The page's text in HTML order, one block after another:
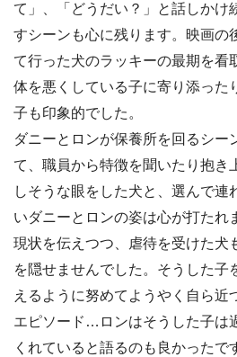
て」、「どうだい？」と話しかけ
すシーンも心に残ります。映画の
て行った犬のラッキーの最期を看
体を悪くしている子に寄り添っ
子も印象的でした。
ダニーとロンが保養所を回るシー
て、職員から特徴を聞いたり抱
しそうな眼をした犬と、選んで連
いダニーとロンの姿は心が打たれ
現状を伝えつつ、虐待を受けた犬
を隠せませんでした。そうした子
えるように努めてようやく自ら近
エピソード…ロンはそうした子は
くれていると語るのも良かったで